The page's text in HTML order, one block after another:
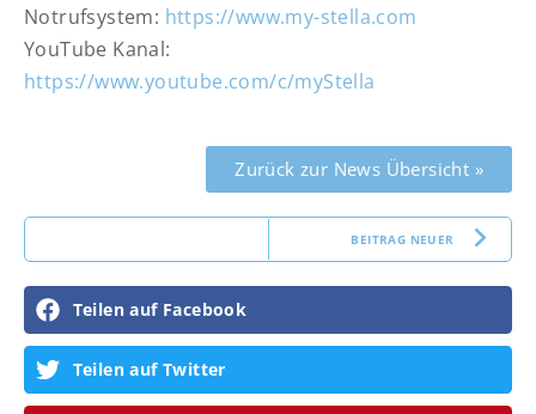
Notrufsystem: https://www.my-stella.com
YouTube Kanal:
https://www.youtube.com/c/myStella
Zurück zur News Übersicht »
BEITRAG NEUER
Teilen auf Facebook
Teilen auf Twitter